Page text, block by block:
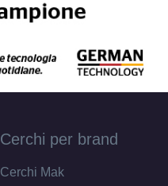
Cerchi per brand
Cerchi Mak